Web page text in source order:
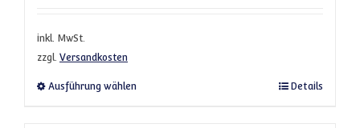
inkl. MwSt.
zzgl. Versandkosten
Ausführung wählen Dieses Produkt weist mehrere Varianten
Details